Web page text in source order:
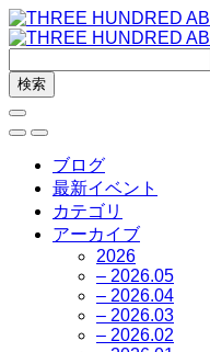
ブログ
最新イベント
カテゴリ
アーカイブ
2026
– 2026.05
– 2026.04
– 2026.03
– 2026.02